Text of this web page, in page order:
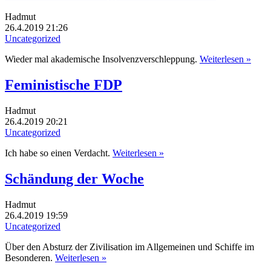
Hadmut
26.4.2019 21:26
Uncategorized
Wieder mal akademische Insolvenzverschleppung. Weiterlesen »
Feministische FDP
Hadmut
26.4.2019 20:21
Uncategorized
Ich habe so einen Verdacht. Weiterlesen »
Schändung der Woche
Hadmut
26.4.2019 19:59
Uncategorized
Über den Absturz der Zivilisation im Allgemeinen und Schiffe im
Besonderen. Weiterlesen »